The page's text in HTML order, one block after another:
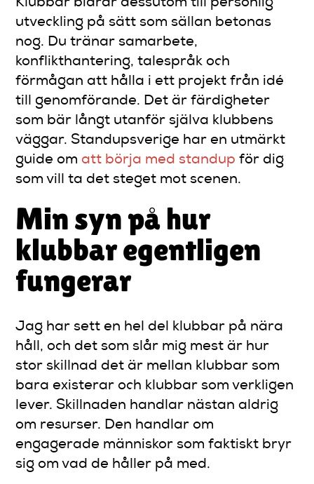
Klubbar bidrar dessutom till personlig
utveckling på sätt som sällan betonas
nog. Du tränar samarbete,
konflikthantering, talespråk och
förmågan att hålla i ett projekt från idé
till genomförande. Det är färdigheter
som bär långt utanför själva klubbens
väggar. Standupsverige har en utmärkt
guide om att börja med standup för dig
som vill ta det steget mot scenen.
Min syn på hur
klubbar egentligen
fungerar
Jag har sett en hel del klubbar på nära
håll, och det som slår mig mest är hur
stor skillnad det är mellan klubbar som
bara existerar och klubbar som verkligen
lever. Skillnaden handlar nästan aldrig
om resurser. Den handlar om
engagerade människor som faktiskt bryr
sig om vad de håller på med.